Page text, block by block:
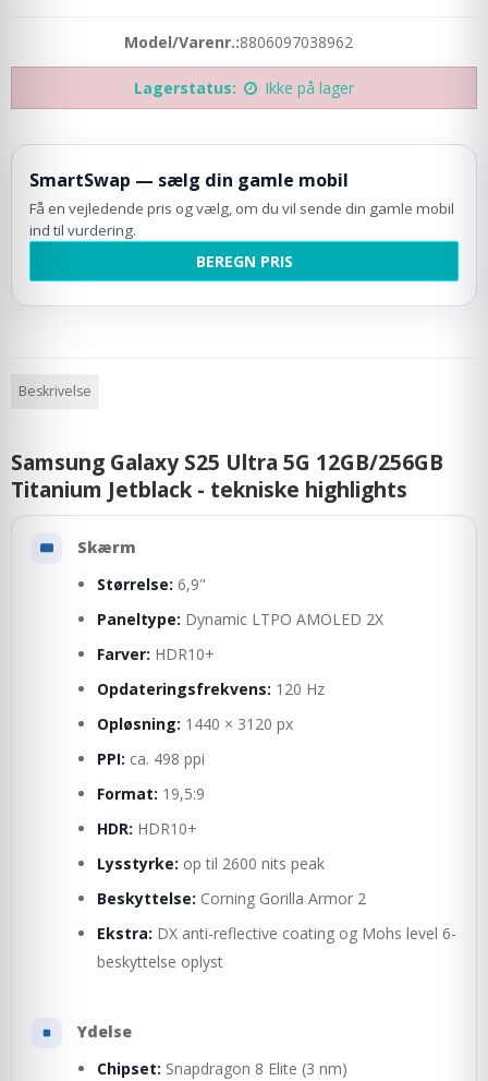
Model/Varenr.:8806097038962
Lagerstatus: Ikke på lager
SmartSwap — sælg din gamle mobil
Få en vejledende pris og vælg, om du vil sende din gamle mobil
ind til vurdering.
BEREGN PRIS
Beskrivelse
Samsung Galaxy S25 Ultra 5G 12GB/256GB
Titanium Jetblack - tekniske highlights
Skærm
Størrelse: 6,9"
Paneltype: Dynamic LTPO AMOLED 2X
Farver: HDR10+
Opdateringsfrekvens: 120 Hz
Opløsning: 1440 × 3120 px
PPI: ca. 498 ppi
Format: 19,5:9
HDR: HDR10+
Lysstyrke: op til 2600 nits peak
Beskyttelse: Corning Gorilla Armor 2
Ekstra: DX anti-reflective coating og Mohs level 6-
beskyttelse oplyst
Ydelse
Chipset: Snapdragon 8 Elite (3 nm)